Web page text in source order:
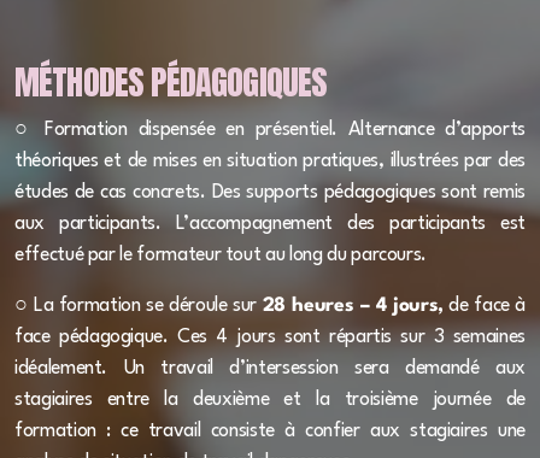
MÉTHODES PÉDAGOGIQUES
○ Formation dispensée en présentiel. Alternance d’apports
théoriques et de mises en situation pratiques, illustrées par des
études de cas concrets. Des supports pédagogiques sont remis
aux participants. L’accompagnement des participants est
effectué par le formateur tout au long du parcours.
○ La formation se déroule sur 28 heures – 4 jours, de face à
face pédagogique. Ces 4 jours sont répartis sur 3 semaines
idéalement. Un travail d’intersession sera demandé aux
stagiaires entre la deuxième et la troisième journée de
formation : ce travail consiste à confier aux stagiaires une
1_Ergonomie, gestes et postures - secteur médico-
social
AFGSU Niveau 2 - [INITIALE]
AFGSU Niveau 2 - [RECYCLAGE]